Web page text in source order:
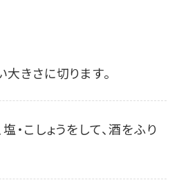
きさに切ります。
・こしょうをして、酒をふり